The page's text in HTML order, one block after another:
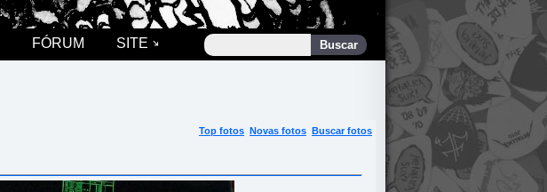
FÓRUM SITE
Top fotos Novas fotos Buscar fotos